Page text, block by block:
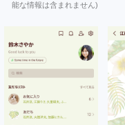
能な情報は含まれません)